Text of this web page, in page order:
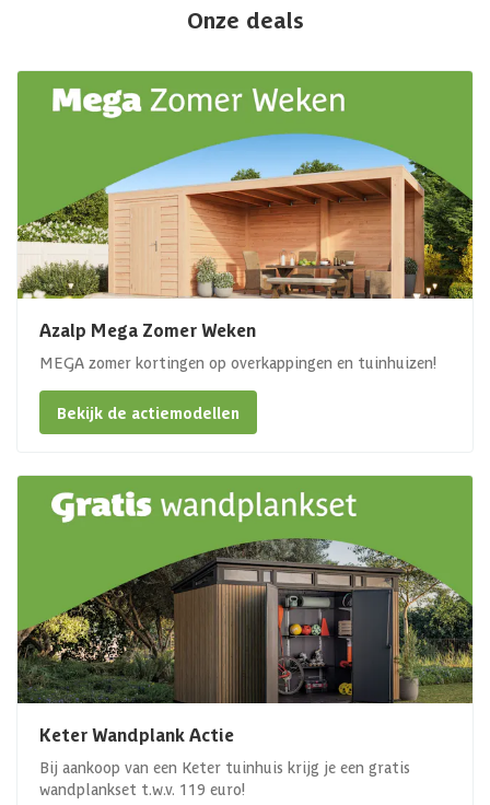
Onze deals
Azalp Mega Zomer Weken
MEGA zomer kortingen op overkappingen en tuinhuizen!
Bekijk de actiemodellen
Keter Wandplank Actie
Bij aankoop van een Keter tuinhuis krijg je een gratis
wandplankset t.w.v. 119 euro!